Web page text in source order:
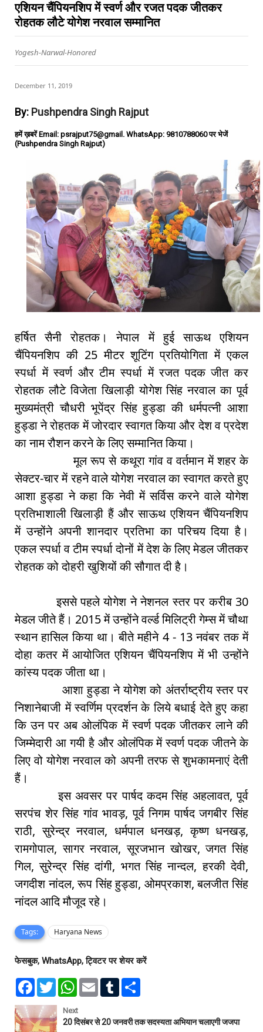
एशियन चैंपियनशिप में स्वर्ण और रजत पदक जीतकर
रोहतक लौटे योगेश नरवाल सम्मानित
Yogesh-Narwal-Honored
December 11, 2019
By: Pushpendra Singh Rajput
हमें ख़बरें Email: psrajput75@gmail. WhatsApp: 9810788060 पर भेजें
(Pushpendra Singh Rajput)
हर्षित सैनी रोहतक। नेपाल में हुई साऊथ एशियन
चैंपियनशिप की 25 मीटर शूटिंग प्रतियोगिता में एकल
स्पर्धा में स्वर्ण और टीम स्पर्धा में रजत पदक जीत कर
रोहतक लौटे विजेता खिलाड़ी योगेश सिंह नरवाल का पूर्व
मुख्यमंत्री चौधरी भूपेंद्र सिंह हुड्डा की धर्मपत्नी आशा
हुड्डा ने रोहतक में जोरदार स्वागत किया और देश व प्रदेश
का नाम रौशन करने के लिए सम्मानित किया।
मूल रूप से कथूरा गांव व वर्तमान में शहर के
सेक्टर-चार में रहने वाले योगेश नरवाल का स्वागत करते हुए
आशा हुड्डा ने कहा कि नेवी में सर्विस करने वाले योगेश
प्रतिभाशाली खिलाड़ी हैं और साऊथ एशियन चैंपियनशिप
में उन्होंने अपनी शानदार प्रतिभा का परिचय दिया है।
एकल स्पर्धा व टीम स्पर्धा दोनों में देश के लिए मेडल जीतकर
रोहतक को दोहरी खुशियों की सौगात दी है।
इससे पहले योगेश ने नेशनल स्तर पर करीब 30
मेडल जीते हैं। 2015 में उन्होंने वर्ल्ड मिलिट्री गेम्स में चौथा
स्थान हासिल किया था। बीते महीने 4 - 13 नवंबर तक में
दोहा कतर में आयोजित एशियन चैंपियनशिप में भी उन्होंने
कांस्य पदक जीता था।
आशा हुड्डा ने योगेश को अंतर्राष्ट्रीय स्तर पर
निशानेबाजी में स्वर्णिम प्रदर्शन के लिये बधाई देते हुए कहा
कि उन पर अब ओलंपिक में स्वर्ण पदक जीतकर लाने की
जिम्मेदारी आ गयी है और ओलंपिक में स्वर्ण पदक जीतने के
लिए वो योगेश नरवाल को अपनी तरफ से शुभकामनाएं देती
हैं।
इस अवसर पर पार्षद कदम सिंह अहलावत, पूर्व
सरपंच शेर सिंह गांव भावड़, पूर्व निगम पार्षद जगबीर सिंह
राठी, सुरेन्द्र नरवाल, धर्मपाल धनखड़, कृष्ण धनखड़,
रामगोपाल, सागर नरवाल, सूरजभान खोखर, जगत सिंह
गिल, सुरेन्द्र सिंह दांगी, भगत सिंह नान्दल, हरकी देवी,
जगदीश नांदल, रूप सिंह हुड्डा, ओमप्रकाश, बलजीत सिंह
नांदल आदि मौजूद रहे।
Tags: Haryana News
फेसबुक, WhatsApp, ट्विटर पर शेयर करें
F
b
o
T
w
t
e
W
t
s
E
l
T
l
e
Next
20 दिसंबर से 20 जनवरी तक सदस्यता अभियान चलाएगी जजपा